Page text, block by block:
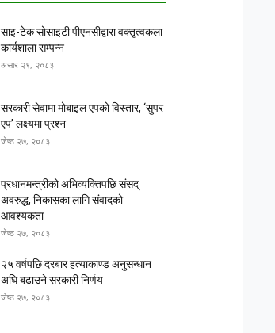
साइ-टेक सोसाइटी पीएनसीद्वारा वक्तृत्वकला
कार्यशाला सम्पन्न
असार २९, २०८३
सरकारी सेवामा मोबाइल एपको विस्तार, ‘सुपर
एप’ लक्ष्यमा प्रश्न
जेष्ठ २७, २०८३
प्रधानमन्त्रीको अभिव्यक्तिपछि संसद्
अवरुद्ध, निकासका लागि संवादको
आवश्यकता
जेष्ठ २७, २०८३
२५ वर्षपछि दरबार हत्याकाण्ड अनुसन्धान
अघि बढाउने सरकारी निर्णय
जेष्ठ २७, २०८३